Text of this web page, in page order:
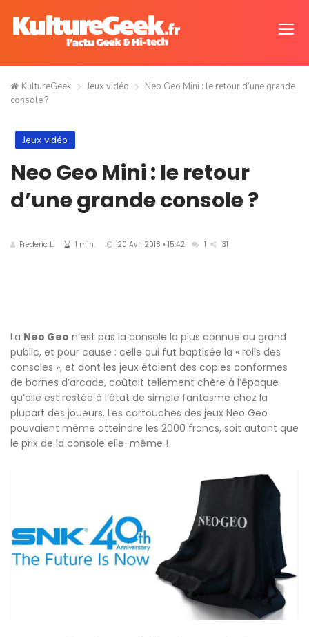
KultureGeek Jeux vidéo
Neo Geo Mini : le retour d’une grande
console ?
Jeux vidéo
Neo Geo Mini : le retour
d’une grande console ?
Frederic L. 1 min. 20 Avr. 2018 • 15:42 1 31
La Neo Geo n’est pas la console la plus connue du grand
public, et pour cause : celle qui fut baptisée la « rolls des
consoles », et dont les jeux étaient des copies conformes
de bornes d’arcade, coûtait tellement chère à l’époque
qu’elle est restée à l’état de simple fantasme chez la
plupart des joueurs. Les cartouches des jeux Neo Geo
pouvaient même atteindre les 2000 francs, soit autant que
le prix de la console elle-même !